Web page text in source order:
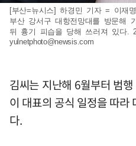
[부산=뉴시스] 하경민 기자 = 이재
부산 강서구 대항전망대를 방문해
뒤 흉기 피습을 당해 쓰러져 있다.
yulnetphoto@newsis.com
김씨는 지난해 6월부터 범
이 대표의 공식 일정을 따라
다.